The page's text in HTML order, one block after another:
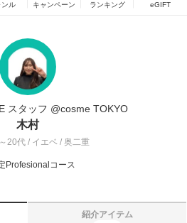
ンル キャンペーン ランキング eGIFT
スタッフ @cosme TOKYO
木村
20代 / イエベ / 奥二重
Profesionalコース
紹介アイテム